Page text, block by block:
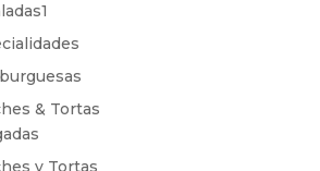
& Tortas
y Tortas